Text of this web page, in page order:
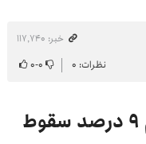
خبر: ۱۱۷٬۷۴۰
نظرات: ۰ ۰-۰
سهام شیائومی با این فیلم ۹ درصد سقوط